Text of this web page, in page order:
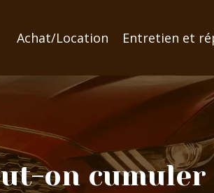
Achat/Location Entretien et
on